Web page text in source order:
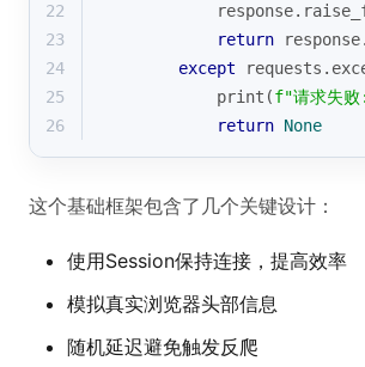
22
23
return
24
except
25
print (f"请求失
26
return None
这个基础框架包含了几个关键设计：
使用Session保持连接，提高效率
模拟真实浏览器头部信息
随机延迟避免触发反爬